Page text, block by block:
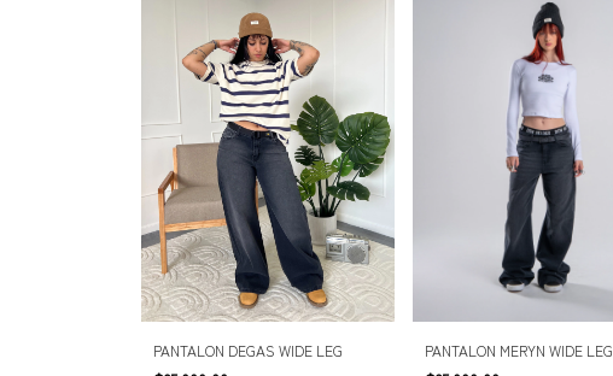
PANTALON DEGAS WIDE LEG PANTALON MERYN WIDE LEG